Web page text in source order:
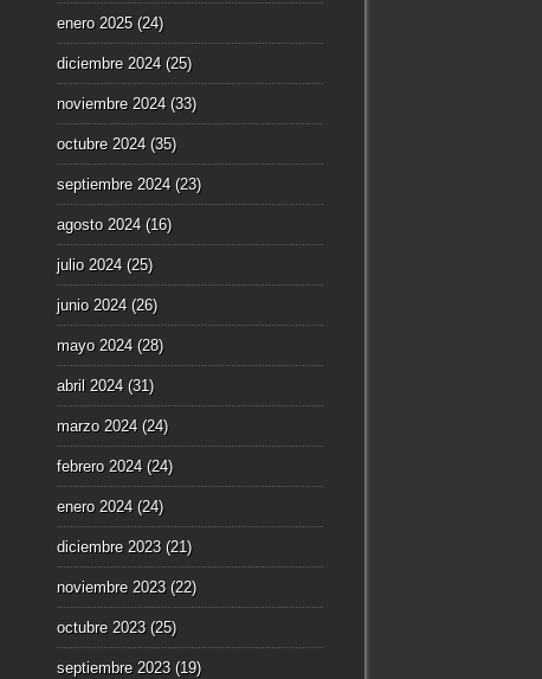
enero 2025(24)
diciembre 2024(25)
noviembre 2024(33)
octubre 2024(35)
septiembre 2024(23)
agosto 2024(16)
julio 2024(25)
junio 2024(26)
mayo 2024(28)
abril 2024(31)
marzo 2024(24)
febrero 2024(24)
enero 2024(24)
diciembre 2023(21)
noviembre 2023(22)
octubre 2023(25)
septiembre 2023(19)